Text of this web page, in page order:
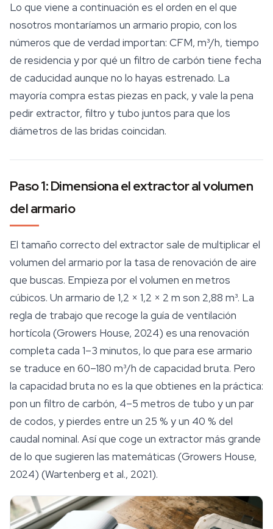
Lo que viene a continuación es el orden en el que
nosotros montaríamos un armario propio, con los
números que de verdad importan: CFM, m³/h, tiempo
de residencia y por qué un filtro de carbón tiene fecha
de caducidad aunque no lo hayas estrenado. La
mayoría compra estas piezas en pack, y vale la pena
pedir extractor, filtro y tubo juntos para que los
diámetros de las bridas coincidan.
Paso 1: Dimensiona el extractor al volumen
del armario
El tamaño correcto del extractor sale de multiplicar el
volumen del armario por la tasa de renovación de aire
que buscas. Empieza por el volumen en metros
cúbicos. Un armario de 1,2 × 1,2 × 2 m son 2,88 m³. La
regla de trabajo que recoge la guía de ventilación
hortícola (Growers House, 2024) es una renovación
completa cada 1–3 minutos, lo que para ese armario
se traduce en 60–180 m³/h de capacidad bruta. Pero
la capacidad bruta no es la que obtienes en la práctica:
pon un filtro de carbón, 4–5 metros de tubo y un par
de codos, y pierdes entre un 25 % y un 40 % del
caudal nominal. Así que coge un extractor más grande
de lo que sugieren las matemáticas (Growers House,
2024) (Wartenberg et al., 2021).